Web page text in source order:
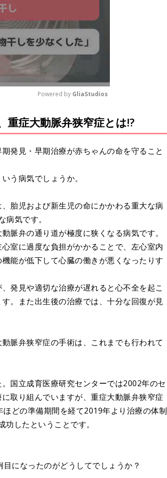
M
u
t
Powered by GliaStudios
重症大動脈弁狭窄症とは!?
発見・早期治療が赤ちゃんの命を守ること
う病気でしょうか。
胎児および新生児の命にかかわる重大な病
気です。
脈弁の通り道が極度に狭くなる病気です。
室に過度な負担がかかることで、左心室内
能が低下して心臓の働きが悪くなったりす
発見や適切な治療が遅れると心不全を起こ
。また出生後の治療では、十分な回復が見
脈弁狭窄症の手術は、これまでも行われて
国立成育医療研究センターでは2002年のセ
取り組んでいますが、重症大動脈弁狭窄症
どの準備期間を経て2019年より治療の体制
したということです。
になったのがどうしてでしょうか？